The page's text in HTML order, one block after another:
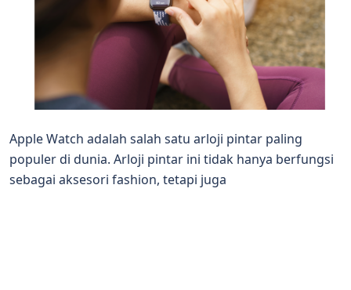
Apple Watch adalah salah satu arloji pintar paling
populer di dunia. Arloji pintar ini tidak hanya berfungsi
sebagai aksesori fashion, tetapi juga